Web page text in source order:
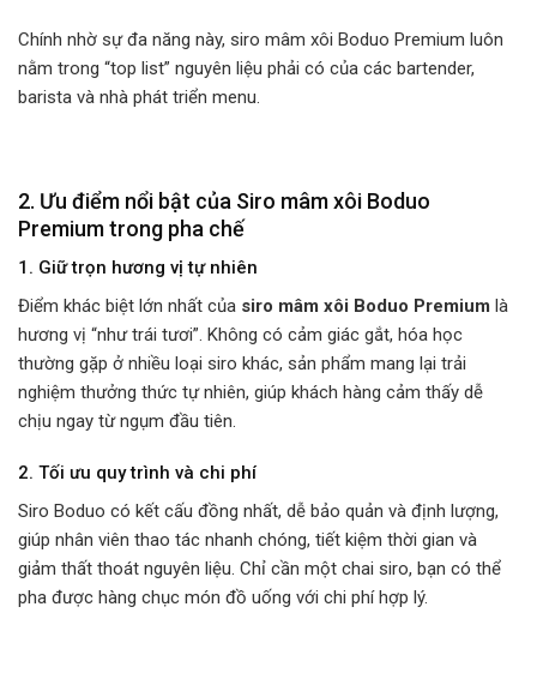
Chính nhờ sự đa năng này, siro mâm xôi Boduo Premium luôn
nằm trong “top list” nguyên liệu phải có của các bartender,
barista và nhà phát triển menu.
2. Ưu điểm nổi bật của Siro mâm xôi Boduo
Premium trong pha chế
1. Giữ trọn hương vị tự nhiên
Điểm khác biệt lớn nhất của siro mâm xôi Boduo Premium là
hương vị “như trái tươi”. Không có cảm giác gắt, hóa học
thường gặp ở nhiều loại siro khác, sản phẩm mang lại trải
nghiệm thưởng thức tự nhiên, giúp khách hàng cảm thấy dễ
chịu ngay từ ngụm đầu tiên.
2. Tối ưu quy trình và chi phí
Siro Boduo có kết cấu đồng nhất, dễ bảo quản và định lượng,
giúp nhân viên thao tác nhanh chóng, tiết kiệm thời gian và
giảm thất thoát nguyên liệu. Chỉ cần một chai siro, bạn có thể
pha được hàng chục món đồ uống với chi phí hợp lý.